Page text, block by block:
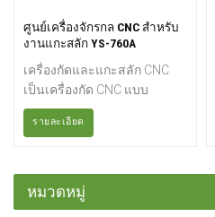
ว่าเครื่องความเร็วสูง มีกำลัง
การตัดที่แข็งแกร่งกว่าและมี
ความแม่นยำในการขึ้นรูปสูง
มาก
ศูนย์เครื่องจักรกล CNC สำหรับ
งานแกะสลัก YS-760A
เครื่องกัดและแกะสลัก CNC
เป็นเครื่องกัด CNC แบบ
โครงสร้างคาน (Gantry type)
ในฐานะเครื่องกัด CNC ขนาด
แรงทนทานก็ยังดีมากอีกด้วย
เครื่องกัดและแกะสลัก CNC นี้
รายละเอียด
หมวดหมู่